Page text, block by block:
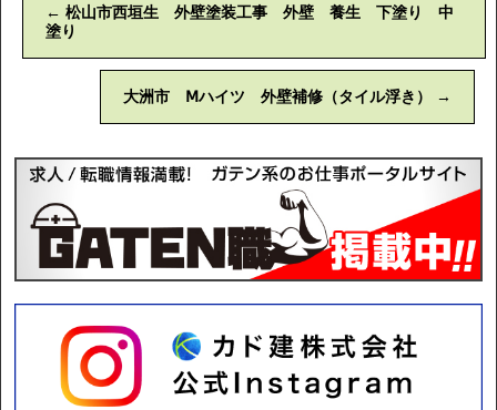
← 松山市西垣生 外壁塗装工事 外壁 養生 下塗り 中
塗り
大洲市 Ⅿハイツ 外壁補修（タイル浮き） →